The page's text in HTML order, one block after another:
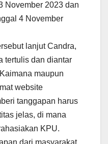
November 2023 dan
4 November
lanjut Candra,
tertulis dan diantar
maupun
website
tanggapan harus
jelas, di mana
KPU.